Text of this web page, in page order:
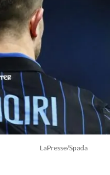
LaPresse/Spada